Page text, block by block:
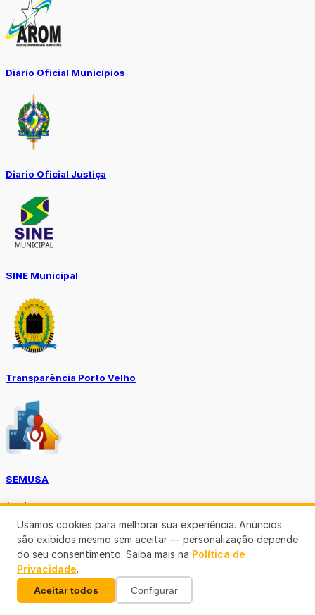
Diário Oficial Municípios
Diario Oficial Justiça
SINE Municipal
Transparência Porto Velho
SEMUSA
(69)3901-3176
Diário Oficial TCE-RO
Usamos cookies para melhorar sua experiência. Anúncios
são exibidos mesmo sem aceitar — personalização depende
do seu consentimento. Saiba mais na Política de
Privacidade.
Aceitar todos Configurar